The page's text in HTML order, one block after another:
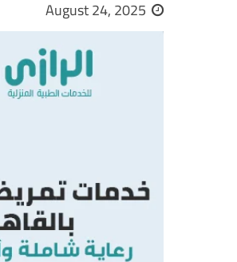
August 24, 2025